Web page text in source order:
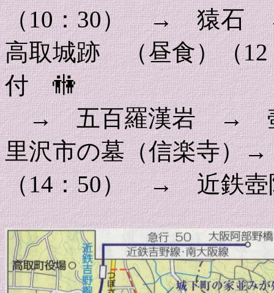
（10：30） → 猿
高取城跡 （昼食）（
付 🚻
→ 五百羅漢岩 →
里沢市の墓（信楽寺）
（14：50） → 近鉄